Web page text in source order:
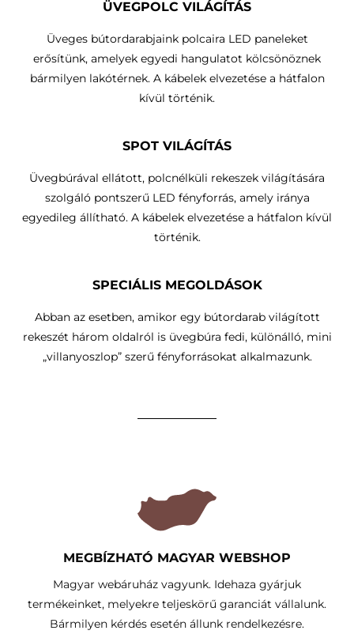
ÜVEGPOLC VILÁGÍTÁS
Üveges bútordarabjaink polcaira LED paneleket
erősítünk, amelyek egyedi hangulatot kölcsönöznek
bármilyen lakótérnek. A kábelek elvezetése a hátfalon
kívül történik.
SPOT VILÁGÍTÁS
Üvegbúrával ellátott, polcnélküli rekeszek világítására
szolgáló pontszerű LED fényforrás, amely iránya
egyedileg állítható. A kábelek elvezetése a hátfalon kívül
történik.
SPECIÁLIS MEGOLDÁSOK
Abban az esetben, amikor egy bútordarab világított
rekeszét három oldalról is üvegbúra fedi, különálló, mini
„villanyoszlop” szerű fényforrásokat alkalmazunk.
MEGBÍZHATÓ MAGYAR WEBSHOP
Magyar webáruház vagyunk. Idehaza gyárjuk
termékeinket, melyekre teljeskörű garanciát vállalunk.
Bármilyen kérdés esetén állunk rendelkezésre.